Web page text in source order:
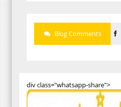
Blog Comments
div class="whatsapp-share">